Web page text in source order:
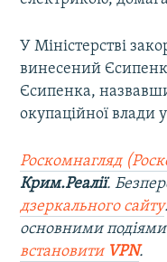
У Міністерстві
винесений
Єсипенка,
окупаційної влади
Роскомнагляд
Крим.Реалії.
дзеркального сайту
основними
встановити VPN.